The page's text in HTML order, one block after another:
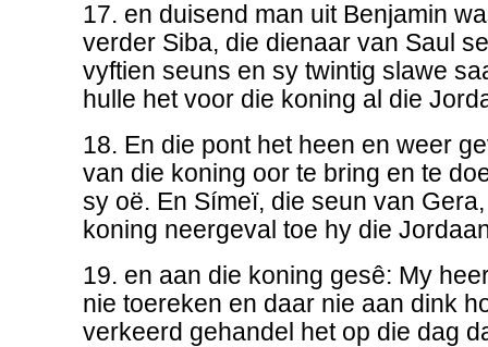
17. en duisend man uit Benjamin
verder Siba, die dienaar van Saul
vyftien seuns en sy twintig slawe
hulle het voor die koning al die
18. En die pont het heen en weer
van die koning oor te bring en te
sy oë. En Símeï, die seun van
koning neergeval toe hy die
19. en aan die koning gesê: My
nie toereken en daar nie aan dink
verkeerd gehandel het op die dag